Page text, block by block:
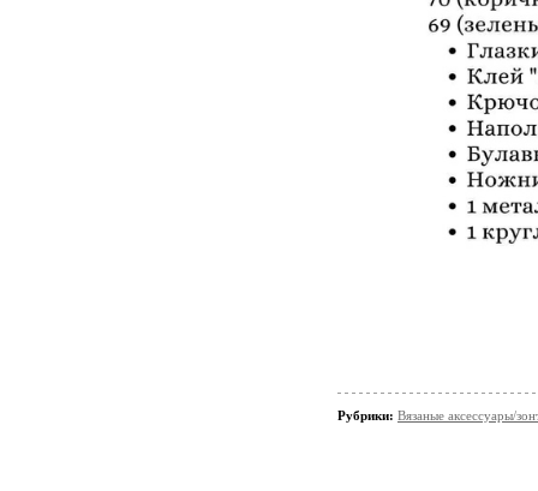
Рубрики: Вязаные аксессуары/